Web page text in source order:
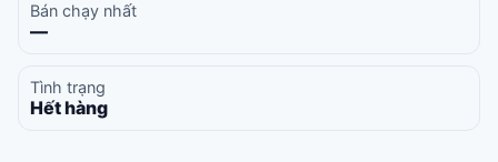
Bán chạy nhất
—
Tình trạng
Hết hàng